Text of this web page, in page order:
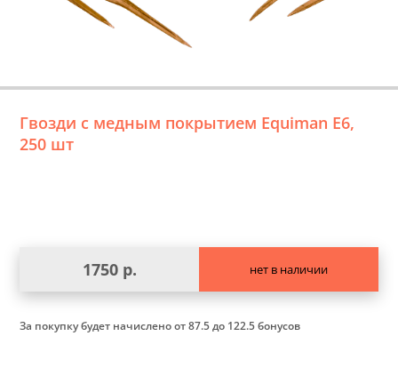
Гвозди с медным покрытием Equiman Е6,
250 шт
1750 р. нет в наличии
За покупку будет начисленоот 87.5 до 122.5 бонусов